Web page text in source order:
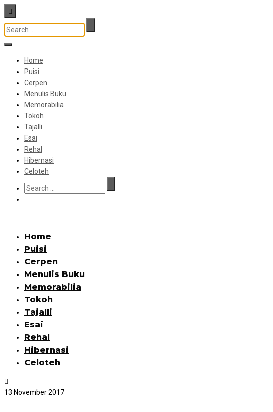
Home
Puisi
Cerpen
Menulis Buku
Memorabilia
Tokoh
Tajalli
Esai
Rehal
Hibernasi
Celoteh
Home
Puisi
Cerpen
Menulis Buku
Memorabilia
Tokoh
Tajalli
Esai
Rehal
Hibernasi
Celoteh
13 November 2017